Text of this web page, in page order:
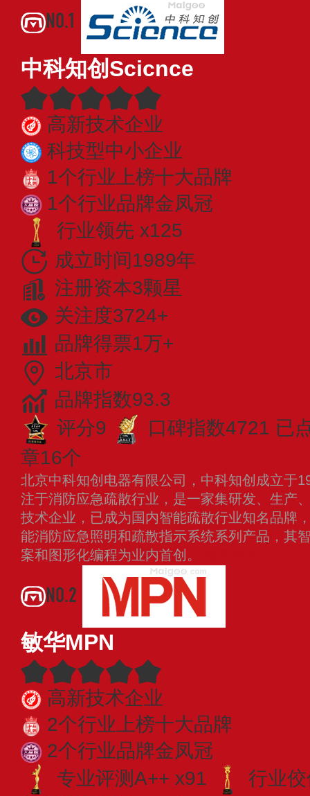
NO.1
中科知创Scicnce
高新技术企业
科技型中小企业
1个行业上榜十大品牌
1个行业品牌金凤冠
行业领先 x125
成立时间1989年
注册资本3颗星
关注度3724+
品牌得票1万+
北京市
品牌指数93.3
评分9
口碑指数4721 已
章16个
北京中科知创电器有限公司，中科知创成立于
注于消防应急疏散行业，是一家集研发、生产
技术企业，已成为国内智能疏散行业知名品牌
能消防应急照明和疏散指示系统系列产品，其
案和图形化编程为业内首创。
NO.2
敏华MPN
高新技术企业
2个行业上榜十大品牌
2个行业品牌金凤冠
专业​评测A++ x91
行业